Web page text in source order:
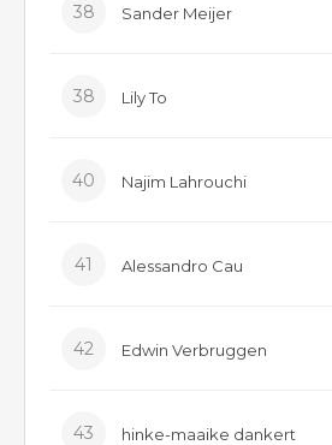
38 Sander Meijer
38 Lily To
40 Najim Lahrouchi
41 Alessandro Cau
42 Edwin Verbruggen
43 hinke-maaike dankert